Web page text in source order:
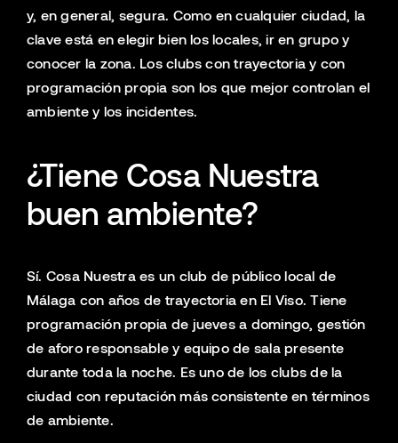
y, en general, segura. Como en cualquier ciudad, la
clave está en elegir bien los locales, ir en grupo y
conocer la zona. Los clubs con trayectoria y con
programación propia son los que mejor controlan el
ambiente y los incidentes.
¿Tiene Cosa Nuestra
buen ambiente?
Sí. Cosa Nuestra es un club de público local de
Málaga con años de trayectoria en El Viso. Tiene
programación propia de jueves a domingo, gestión
de aforo responsable y equipo de sala presente
durante toda la noche. Es uno de los clubs de la
ciudad con reputación más consistente en términos
de ambiente.